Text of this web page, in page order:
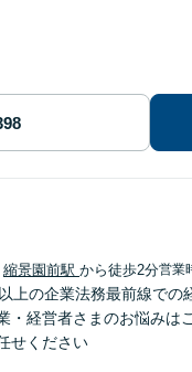
縮景園前駅 から徒歩2分営業
上の企業法務最前線で
・経営者さまのお悩み
せください